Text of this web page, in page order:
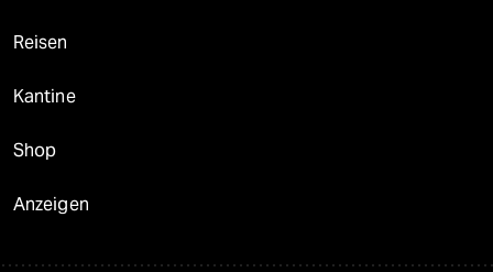
Reisen
Kantine
Shop
Anzeigen